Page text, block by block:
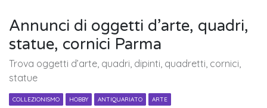
Parma
Annunci di oggetti d’arte, quadri,
statue, cornici Parma
Trova oggetti d’arte, quadri, dipinti, quadretti, cornici,
statue
COLLEZIONISMO HOBBY ANTIQUARIATO ARTE